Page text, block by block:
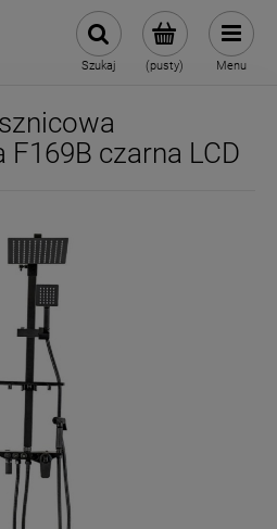
(pusty)
Szukaj Menu
F169B czarna LCD